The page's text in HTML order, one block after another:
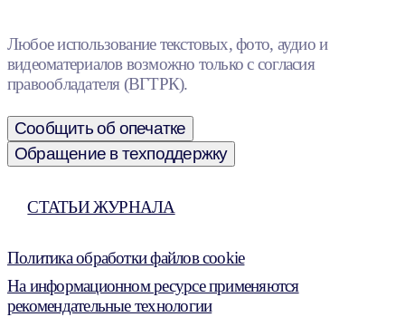
Любое использование текстовых, фото, аудио и
видеоматериалов возможно только с согласия
правообладателя (ВГТРК).
Сообщить об опечатке
Обращение в техподдержку
СТАТЬИ ЖУРНАЛА
Политика обработки файлов cookie
На информационном ресурсе применяются
рекомендательные технологии